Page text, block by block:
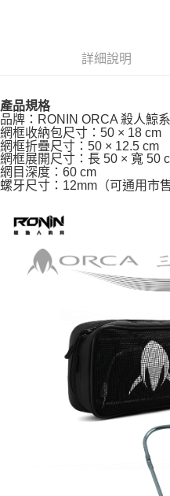
1.分期款項不併入電信帳單，「大
帳／街口支付／iPASS MONEY」等
【注意事項】
1.本服務係由「台灣大哥大股份有
用戶於交易時，得透過本服務購買
買賣價金債權讓與本公司後，依約使
2.基於同意付款使用「大哥付你分
由本公司與您本人進行分期帳單所
3.完整用戶服務條款，請詳閱以下連
【「AFTEE先享後付」結帳流程】
２．訂單成立數日內，您將收到繳費
３．收到繳費通知簡訊後14天內，
ATM／網路銀行／等多元方式進行付
※ 請注意：結帳手續完成當下不需
購買商品的店家。未經商家同意取
後付繳納相關費用。
※ 交易是否成功請以「AFTEE先享
客戶支援中心」
【注意事項】
１．透過由恩沛科技股份有限公司
易，需依本服務之必要範圍內提供
權轉讓予恩沛科技股份有限公司。
https://aftee.tw/terms/#terms3
３．未成年的使用者請事先徵得法
「AFTEE先享後付」，若未經同意
４．使用「AFTEE先享後付」時，
時審查核予不同之上限額度；若仍
請求用戶進行身份認證。
５．嚴禁一人註冊多個帳號或使用
恩沛科技股份有限公司將有權停止
離島一般宅配
每筆NT$200，滿NT$2,000(含以
貨到付款（門市自取請勿下單，
每筆NT$200，滿NT$3,000(含
國家/地區配送(**下單前請私訊
詳細說明
產品規格
品牌：RONIN ORCA 殺人鯨系
網框收納包尺寸：50 × 18 cm
網框折疊尺寸：50 × 12.5 cm
網框展開尺寸：長 50 × 寬 50
網目深度：60 cm
螺牙尺寸：12mm（可通用市